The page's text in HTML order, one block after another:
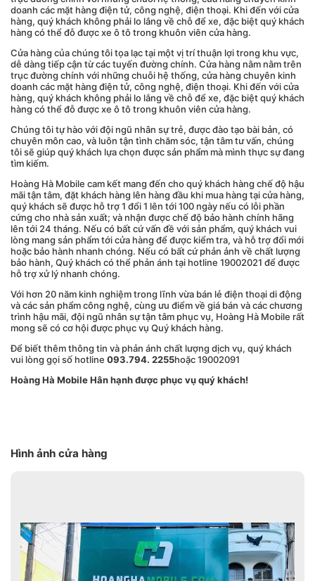
doanh các mặt hàng điện tử, công nghệ, điện thoại. Khi đến với cửa
hàng, quý khách không phải lo lắng về chỗ để xe, đặc biệt quý khách
hàng có thể đỗ được xe ô tô trong khuôn viên cửa hàng.
Cửa hàng của chúng tôi tọa lạc tại một vị trí thuận lợi trong khu vực,
dễ dàng tiếp cận từ các tuyến đường chính. Cửa hàng nằm nằm trên
trục đường chính với những chuỗi hệ thống, cửa hàng chuyên kinh
doanh các mặt hàng điện tử, công nghệ, điện thoại. Khi đến với cửa
hàng, quý khách không phải lo lắng về chỗ để xe, đặc biệt quý khách
hàng có thể đỗ được xe ô tô trong khuôn viên cửa hàng.
Chúng tôi tự hào với đội ngũ nhân sự trẻ, được đào tạo bài bản, có
chuyên môn cao, và luôn tận tình chăm sóc, tận tâm tư vấn, chúng
tôi sẽ giúp quý khách lựa chọn được sản phẩm mà mình thực sự đang
tìm kiếm.
Hoàng Hà Mobile cam kết mang đến cho quý khách hàng chế độ hậu
mãi tận tâm, đặt khách hàng lên hàng đầu khi mua hàng tại cửa hàng,
quý khách sẽ được hỗ trợ 1 đổi 1 lên tới 100 ngày nếu có lỗi phần
cứng cho nhà sản xuất; và nhận được chế độ bảo hành chính hãng
lên tới 24 tháng. Nếu có bất cứ vấn đề với sản phẩm, quý khách vui
lòng mang sản phẩm tới cửa hàng để được kiểm tra, và hỗ trợ đổi mới
hoặc bảo hành nhanh chóng. Nếu có bất cứ phản ảnh về chất lượng
bảo hành, Quý khách có thể phản ánh tại hotline 19002021 để được
hỗ trợ xử lý nhanh chóng.
Với hơn 20 năm kinh nghiệm trong lĩnh vừa bán lẻ điện thoại di động
và các sản phẩm công nghệ, cùng ưu điểm về giá bán và các chương
trình hậu mãi, đội ngũ nhân sự tận tâm phục vụ, Hoàng Hà Mobile rất
mong sẽ có cơ hội được phục vụ Quý khách hàng.
Để biết thêm thông tin và phản ánh chất lượng dịch vụ, quý khách
vui lòng gọi số hotline 093.794. 2255hoặc 19002091
Hoàng Hà Mobile Hân hạnh được phục vụ quý khách!
Hình ảnh cửa hàng